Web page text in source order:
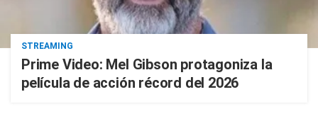
STREAMING
Prime Video: Mel Gibson protagoniza la
película de acción récord del 2026